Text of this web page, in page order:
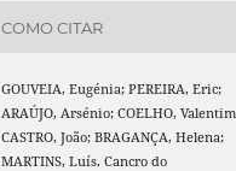
COMO CITAR
GOUVEIA, Eugénia; PEREIRA, Eric;
ARAÚJO, Arsénio; COELHO,
CASTRO, João; BRAGANÇA, Helena;
MARTINS, Luís. Cancro do